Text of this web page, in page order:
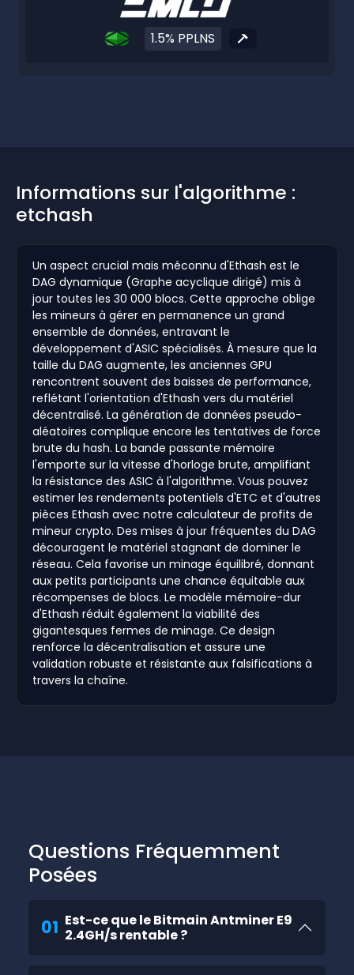
1.5% PPLNS
Informations sur l'algorithme :
etchash
Un aspect crucial mais méconnu d'Ethash est le
DAG dynamique (Graphe acyclique dirigé) mis à
jour toutes les 30 000 blocs. Cette approche oblige
les mineurs à gérer en permanence un grand
ensemble de données, entravant le
développement d'ASIC spécialisés. À mesure que la
taille du DAG augmente, les anciennes GPU
rencontrent souvent des baisses de performance,
reflétant l'orientation d'Ethash vers du matériel
décentralisé. La génération de données pseudo-
aléatoires complique encore les tentatives de force
brute du hash. La bande passante mémoire
l'emporte sur la vitesse d'horloge brute, amplifiant
la résistance des ASIC à l'algorithme. Vous pouvez
estimer les rendements potentiels d'ETC et d'autres
pièces Ethash avec notre calculateur de profits de
mineur crypto. Des mises à jour fréquentes du DAG
découragent le matériel stagnant de dominer le
réseau. Cela favorise un minage équilibré, donnant
aux petits participants une chance équitable aux
récompenses de blocs. Le modèle mémoire-dur
d'Ethash réduit également la viabilité des
gigantesques fermes de minage. Ce design
renforce la décentralisation et assure une
validation robuste et résistante aux falsifications à
travers la chaîne.
Questions Fréquemment
Posées
01 Est-ce que le Bitmain Antminer E9
2.4GH/s rentable ?